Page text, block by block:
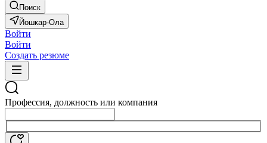
Поиск
Йошкар-Ола
Войти
Войти
Создать резюме
Профессия, должность или компания